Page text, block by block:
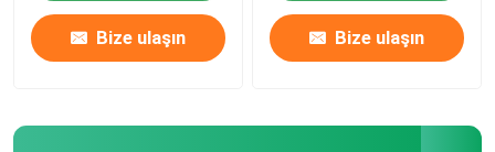
Bize ulaşın Bize ulaşın